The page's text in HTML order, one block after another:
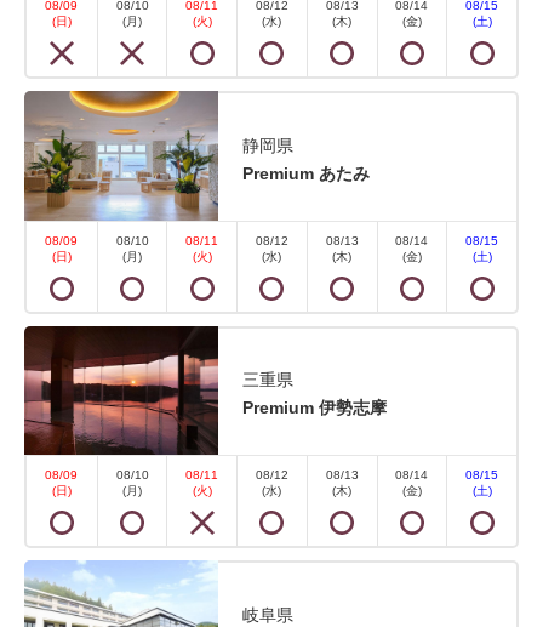
※浴衣は浴衣コーナーでお好きな色・柄をお選びいた
だけます。 ※平米数は踏込・お手洗いなども含んだ
全体...
空室なし
空室カレンダー
【禁煙】スタンダード和室 内風呂
なし(眺望なし)
禁煙 27.60m 1~5名 布団×5
Wi-Fiあり（無料）
08/09
(日)
08/10
(月)
08/11
(火)
08/12
(水)
08/13
(木)
08/14
(金)
08/15
(土)
静岡県
Premium あたみ
08/09
(日)
08/10
(月)
08/11
(火)
08/12
(水)
08/13
(木)
08/14
(金)
08/15
(土)
三重県
Premium 伊勢志摩
08/09
(日)
08/10
(月)
08/11
(火)
08/12
(水)
08/13
(木)
08/14
(金)
08/15
(土)
岐阜県